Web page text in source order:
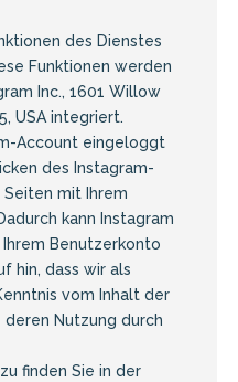
des Dienstes
Funktionen werden
Inc., 1601 Willow
USA integriert.
Account eingeloggt
des Instagram-
mit Ihrem
kann Instagram
Benutzerkonto
hin, dass wir als
vom Inhalt der
Nutzung durch
finden Sie in der